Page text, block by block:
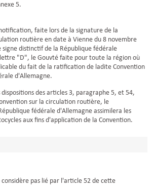
5.
faite lors de la signature de la
routière en date à Vienne du 8 novembre
signe distinctif de la République fédérale
"D", le Gouvté faite pour toute la région où
du fait de la ratification de ladite Convention
d'Allemagne.
des articles 3, paragraphe 5, et 54,
sur la circulation routière, le
fédérale d'Allemagne assimilera les
aux fins d'application de la Convention.
pas lié par l'article 52 de cette